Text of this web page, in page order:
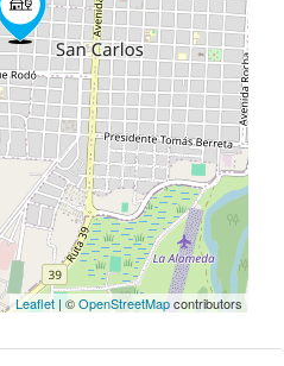
Leaflet | ©OpenStreetMapcontributors